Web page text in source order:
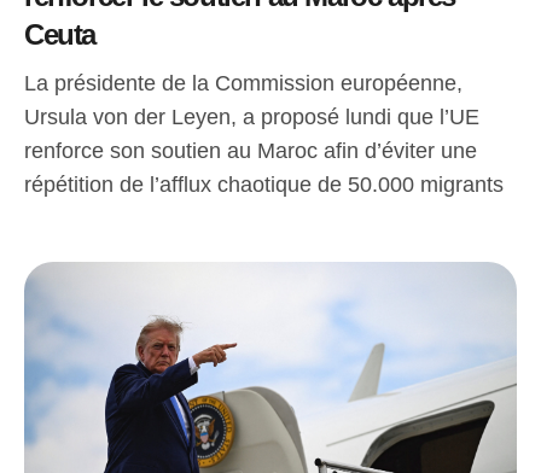
Ceuta
La présidente de la Commission européenne,
Ursula von der Leyen, a proposé lundi que l’UE
renforce son soutien au Maroc afin d’éviter une
répétition de l’afflux chaotique de 50.000 migrants